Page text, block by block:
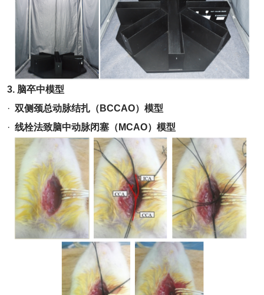
3. 脑卒中模型
· 双侧颈总动脉结扎（BCCAO）模型
· 线栓法致脑中动脉闭塞（MCAO）模型